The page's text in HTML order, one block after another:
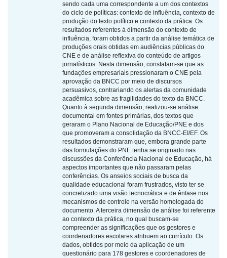
sendo cada uma correspondente a um dos contextos
do ciclo de políticas: contexto de influência, contexto de
produção do texto político e contexto da prática. Os
resultados referentes à dimensão do contexto de
influência, foram obtidos a partir da análise temática de
produções orais obtidas em audiências públicas do
CNE e de análise reflexiva do conteúdo de artigos
jornalísticos. Nesta dimensão, constatam-se que as
fundações empresariais pressionaram o CNE pela
aprovação da BNCC por meio de discursos
persuasivos, contrariando os alertas da comunidade
acadêmica sobre as fragilidades do texto da BNCC.
Quanto à segunda dimensão, realizou-se análise
documental em fontes primárias, dos textos que
geraram o Plano Nacional de Educação/PNE e dos
que promoveram a consolidação da BNCC-EI/EF. Os
resultados demonstraram que, embora grande parte
das formulações do PNE tenha se originado nas
discussões da Conferência Nacional de Educação, há
aspectos importantes que não passaram pelas
conferências. Os anseios sociais de busca da
qualidade educacional foram frustrados, visto ter se
concretizado uma visão tecnocrática e de ênfase nos
mecanismos de controle na versão homologada do
documento. A terceira dimensão de análise foi referente
ao contexto da prática, no qual buscam-se
compreender as significações que os gestores e
coordenadores escolares atribuem ao currículo. Os
dados, obtidos por meio da aplicação de um
questionário para 178 gestores e coordenadores de